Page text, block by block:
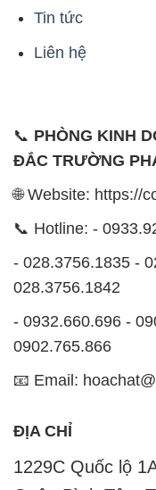
📞
PHÒNG KINH
ĐẮC TRƯỜNG
- 028.3756.1835 -
0902.765.866
📧 Email:
ĐỊA CHỈ
1229C Quốc lộ
Quận Bình Tân,
CÔNG TY XNK